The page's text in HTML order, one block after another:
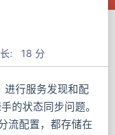
长: 18 分
进行服务发现和配
的状态同步问题。
流配置，都存储在